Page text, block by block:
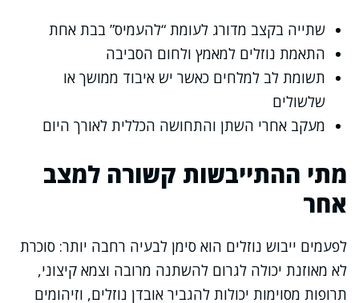
שתייה בקצב מדורג לעומת “להעמיס” בבת אחת
התאמת נוזלים למאמץ ולחום הסביבה
תשומת לב למלחים כאשר יש איבוד ממושך או
שלשולים
מעקב אחרי השתן והתחושה הכללית לאורך היום
מתי ההתייבשות קשורה למצב
אחר
לפעמים ייבוש נוזלים הוא סימן לבעיה רחבה יותר: סוכרת
לא מאוזנת יכולה לגרום להשתנה מרובה וצמא קיצוני,
תרופות מסוימות יכולות להגביר אובדן נוזלים, וזיהומים